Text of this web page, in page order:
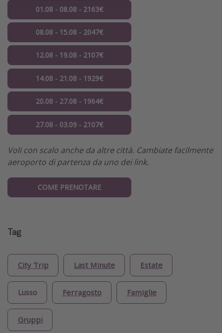
01.08 - 08.08 - 2163€
08.08 - 15.08 - 2047€
12.08 - 19.08 - 2107€
14.08 - 21.08 - 1929€
20.08 - 27.08 - 1964€
27.08 - 03.09 - 2107€
Voli con scalo anche da altre città. Cambiate facilmente
aeroporto di partenza da uno dei link.
COME PRENOTARE
Tag
City Trip Last Minute Estate
Lusso Ferragosto Famiglie
Gruppi